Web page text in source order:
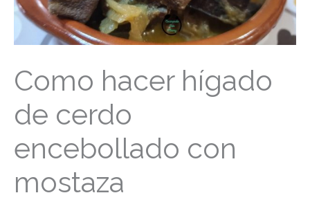
Como hacer hígado
de cerdo
encebollado con
mostaza